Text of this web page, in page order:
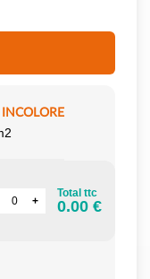
Total ttc
0.00 €